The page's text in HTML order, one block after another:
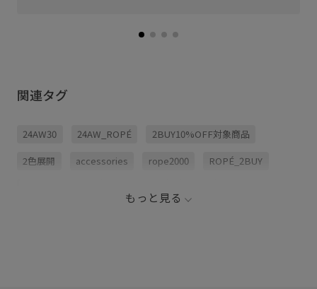
関連タグ
24AW30 24AW_ROPÉ 2BUY10%OFF対象商品
2色展開 accessories rope2000 ROPÉ_2BUY
もっと見る